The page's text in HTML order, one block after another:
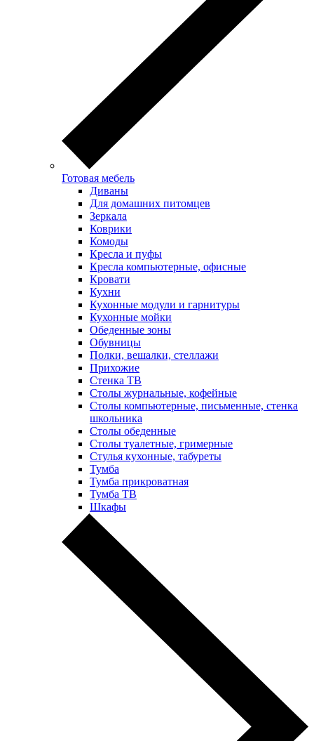
Готовая мебель
Диваны
Для домашних питомцев
Зеркала
Коврики
Комоды
Кресла и пуфы
Кресла компьютерные, офисные
Кровати
Кухни
Кухонные модули и гарнитуры
Кухонные мойки
Обеденные зоны
Обувницы
Полки, вешалки, стеллажи
Прихожие
Стенка ТВ
Столы журнальные, кофейные
Столы компьютерные, письменные, стенка
школьника
Столы обеденные
Столы туалетные, гримерные
Стулья кухонные, табуреты
Тумба
Тумба прикроватная
Тумба ТВ
Шкафы